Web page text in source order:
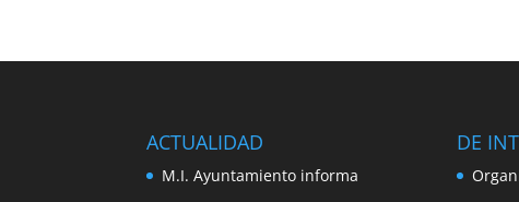
ACTUALIDAD
M.I. Ayuntamiento informa
DE